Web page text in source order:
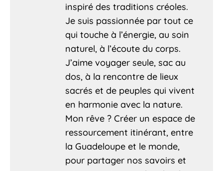
inspiré des traditions créoles.
Je suis passionnée par tout ce
qui touche à l’énergie, au soin
naturel, à l’écoute du corps.
J’aime voyager seule, sac au
dos, à la rencontre de lieux
sacrés et de peuples qui vivent
en harmonie avec la nature.
Mon rêve ? Créer un espace de
ressourcement itinérant, entre
la Guadeloupe et le monde,
pour partager nos savoirs et